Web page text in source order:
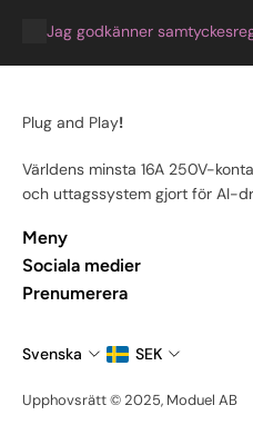
Jag godkänner
Plug and Play!
Världens minsta 16A 250V-
och uttagssystem gjort för AI-
Meny
Hem
Våra produkter
Kontakta oss
Visa din setup
Sociala medier
Vill du veta mer om oss? Kolla
Prenumerera
våra nyheter och
Svenska SEK
Upphovsrätt © 2025, Moduel AB